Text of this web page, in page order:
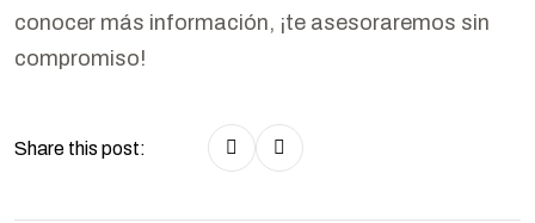
conocer más información, ¡te asesoraremos sin
compromiso!
Share this post: